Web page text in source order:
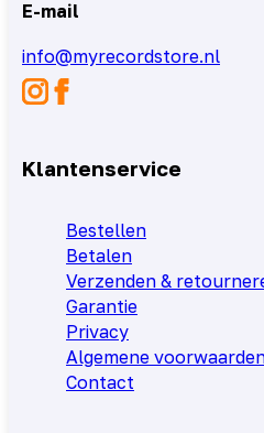
E-mail
info@myrecordstore.nl
Klantenservice
Bestellen
Betalen
Verzenden &
Garantie
Privacy
Algemene
Contact